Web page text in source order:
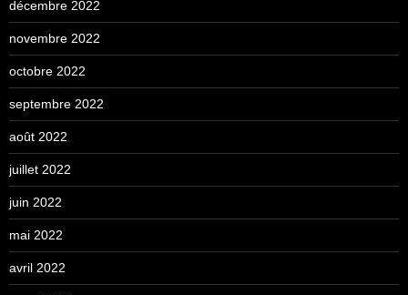
décembre 2022
novembre 2022
octobre 2022
septembre 2022
août 2022
juillet 2022
juin 2022
mai 2022
avril 2022